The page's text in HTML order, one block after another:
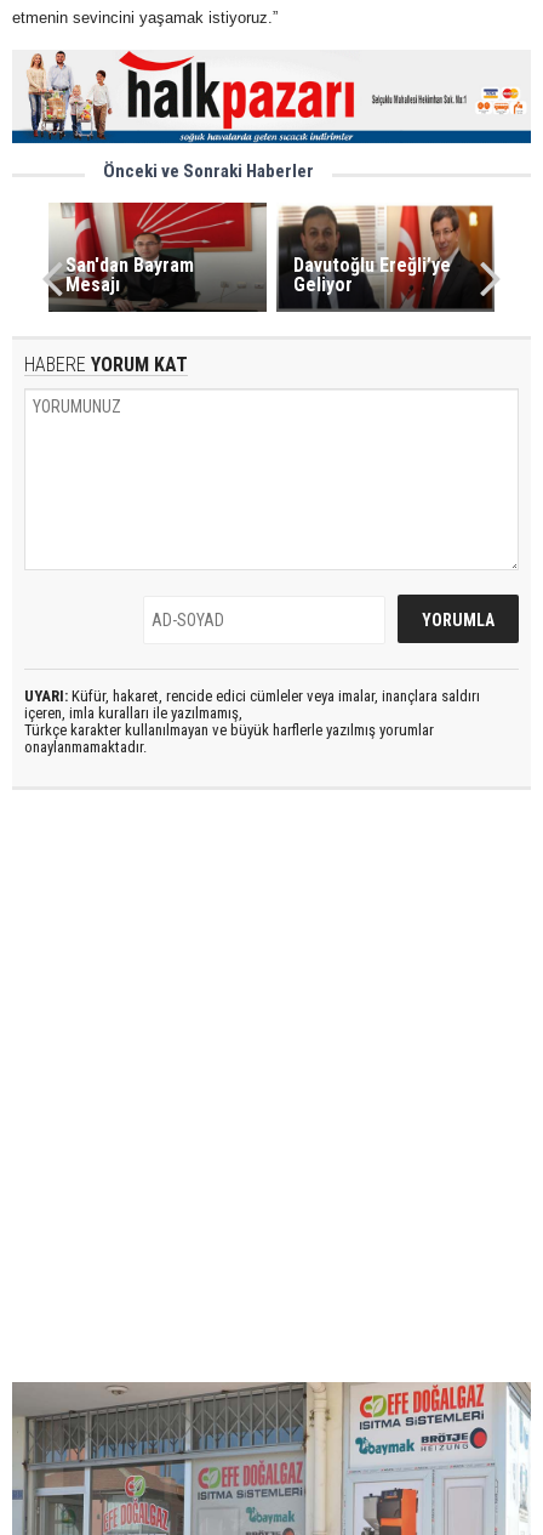
etmenin sevincini yaşamak istiyoruz.”
Önceki ve Sonraki Haberler
San'dan Bayram
Mesajı
Davutoğlu Ereğli’ye
Geliyor
HABERE YORUM KAT
UYARI: Küfür, hakaret, rencide edici cümleler veya imalar, inançlara saldırı
içeren, imla kuralları ile yazılmamış,
Türkçe karakter kullanılmayan ve büyük harflerle yazılmış yorumlar
onaylanmamaktadır.